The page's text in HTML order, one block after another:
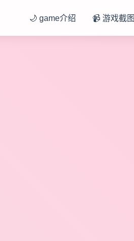
🌙 game介绍 📹 游戏截图